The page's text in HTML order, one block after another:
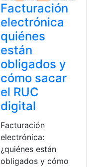
Facturación
electrónica
quiénes
están
obligados y
cómo sacar
el RUC
digital
Facturación
electrónica:
¿quiénes están
obligados y cómo